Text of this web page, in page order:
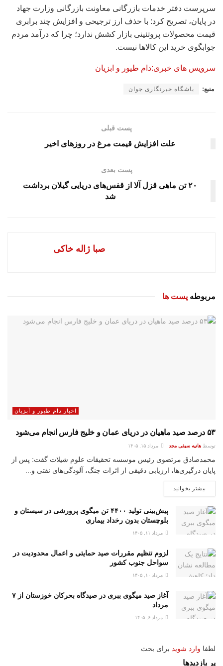
سرپرست دفتر خدمات بازرگانی معاونت بازرگانی وزارت جهاد
در پایان، تصریح کرد: با حذف ارز ترجیحی و افزایش چند برابری
قیمت محصولات پروتئینی بازار کشش ندارد؛ چرا که درآمد مردم
جوابگوی خرید این کالاها نیست.
سرویس های خبری:دام طیور و ابزیان
منبع: باشگاه خبرنگاری جوان
پست قبلی
علت افزایش قیمت مرغ در روزهای اخیر
پست بعدی
۲۰ تن ماهی قزل آلا از قفس‌های دریایی گیلان برداشت
شد
صبا ژاله خاکی
مربوطه پست ها
اخبار دام طیور و آبزیان
۵۳ درصد صید ماهیان در دریای عمان و خلیج فارس انجام می‌شود
توسط هانیه سیفی مجد مرداد ۱۵, ۱۴۰۵
محمدصادق مرتضوی رئیس موسسه تحقیقات علوم شیلات گفت: پس از
پایان درگیری‌ها، ارزیابی دقیقی از اثرات جنگ، آلودگی‌های نفتی و...
بیشتر بخوانید
پیش‌بینی تولید ۴۴۰۰ تن میگوی پرورشی در سیستان و
بلوچستان بدون رخداد بیماری
مرداد ۱۱, ۱۴۰۵
لزوم تنظیم مقررات صید حمایتی و اعمال محدودیت‌ در
سواحل جنوب کشور
مرداد ۱۰, ۱۴۰۵
آغاز صید میگوی ببری در صیدگاه بحرکان خوزستان از ۷
مرداد
مرداد ۶, ۱۴۰۵
لطفا وارد شوید برای بحث
پر بازدیدها